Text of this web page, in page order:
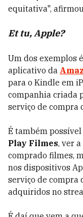
equitativa",
Et tu, Apple?
Um dos exemplos
aplicativo da
para o Kindle em
companhia criada
serviço de compra
É também
Play Filmes, ver
comprado filmes,
nos dispositivos
serviço de compra
adquiridos no